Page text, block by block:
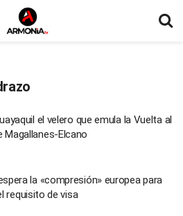
el velero que emula la Vuelta al
Magallanes-Elcano
la «compresión» europea para
requisito de visa